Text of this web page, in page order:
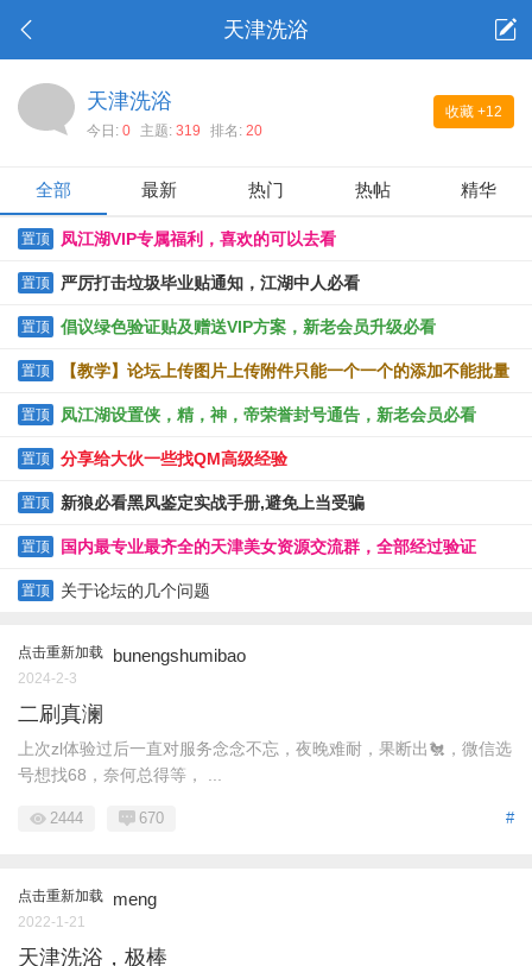
天津洗浴
收藏 +12
天津洗浴
今日: 0 主题: 319 排名: 20
全部 最新 热门 热帖 精华
置顶 凤江湖VIP专属福利，喜欢的可以去看
置顶 严厉打击垃圾毕业贴通知，江湖中人必看
置顶 倡议绿色验证贴及赠送VIP方案，新老会员升级必看
置顶 【教学】论坛上传图片上传附件只能一个一个的添加不能批量
上传的解决办法
置顶 凤江湖设置侠，精，神，帝荣誉封号通告，新老会员必看
置顶 分享给大伙一些找QM高级经验
置顶 新狼必看黑凤鉴定实战手册,避免上当受骗
置顶 国内最专业最齐全的天津美女资源交流群，全部经过验证
置顶 关于论坛的几个问题
点击重新加载 bunengshumibao
2024-2-3
二刷真澜
上次zl体验过后一直对服务念念不忘，夜晚难耐，果断出🐔，微信选
号想找68，奈何总得等， ...
#
2444 670
点击重新加载 meng
2022-1-21
天津洗浴，极棒